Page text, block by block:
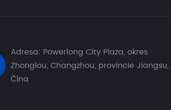
Adresa: Powerlong City Plaza, okres
Zhonglou, Changzhou, provincie Jiangsu,
Čína